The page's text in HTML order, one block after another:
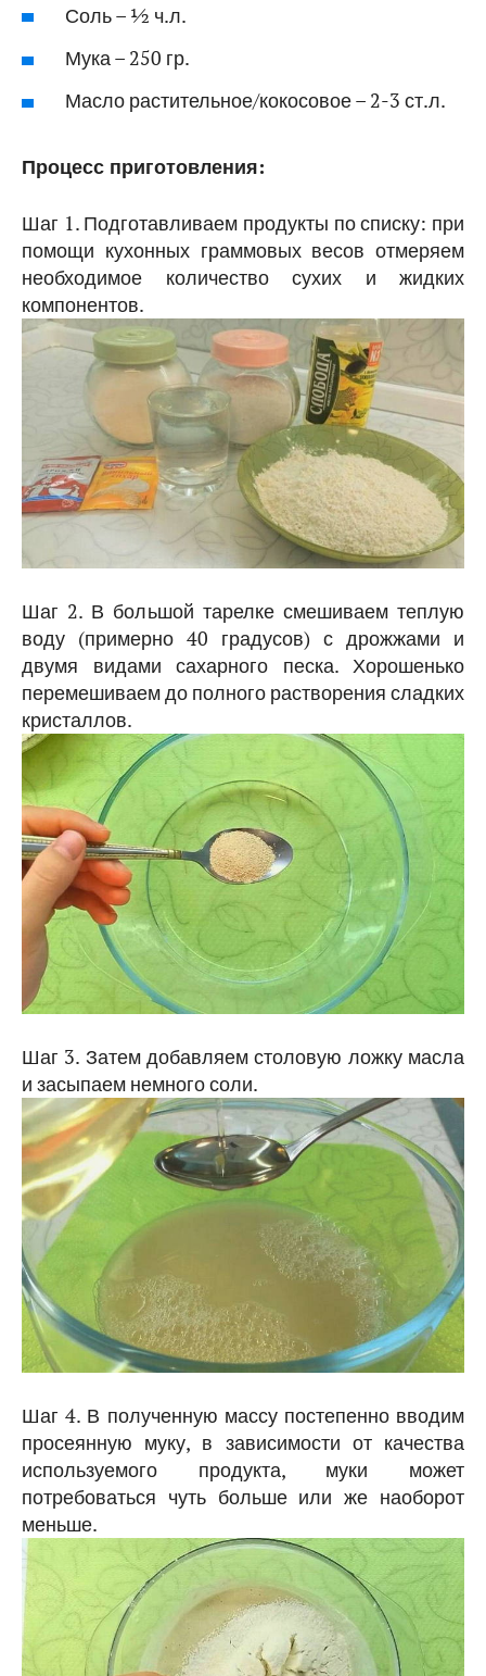
Соль – ½ ч.л.
Мука – 250 гр.
Масло растительное/кокосовое – 2-3 ст.л.
Процесс приготовления:
Шаг 1. Подготавливаем продукты по списку: при
помощи кухонных граммовых весов отмеряем
необходимое количество сухих и жидких
компонентов.
Шаг 2. В большой тарелке смешиваем теплую
воду (примерно 40 градусов) с дрожжами и
двумя видами сахарного песка. Хорошенько
перемешиваем до полного растворения сладких
кристаллов.
Шаг 3. Затем добавляем столовую ложку масла
и засыпаем немного соли.
Шаг 4. В полученную массу постепенно вводим
просеянную муку, в зависимости от качества
используемого продукта, муки может
потребоваться чуть больше или же наоборот
меньше.